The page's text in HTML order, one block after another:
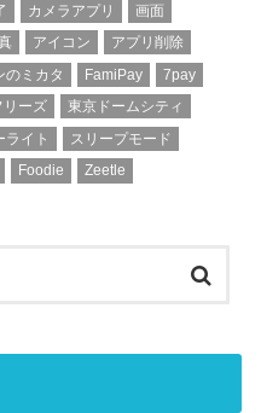
カメラアプリ
画面
アイコン
アプリ削除
のミカタ FamiPay
7pay
リーズ
東京ドームシティ
ライト
スリープモード
Foodie Zeetle